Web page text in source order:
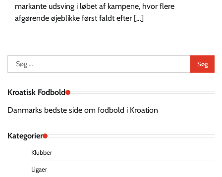
markante udsving i løbet af kampene, hvor flere
afgørende øjeblikke først faldt efter […]
Søg
efter:
Kroatisk Fodbold
Danmarks bedste side om fodbold i Kroation
Kategorier
Klubber
Ligaer